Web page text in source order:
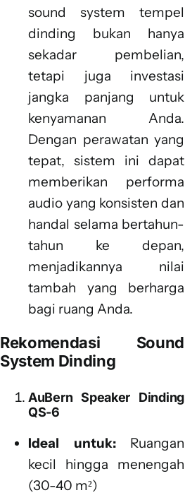
sound system tempel
dinding bukan hanya
sekadar pembelian,
tetapi juga investasi
jangka panjang untuk
kenyamanan Anda.
Dengan perawatan yang
tepat, sistem ini dapat
memberikan performa
audio yang konsisten dan
handal selama bertahun-
tahun ke depan,
menjadikannya nilai
tambah yang berharga
bagi ruang Anda.
Rekomendasi Sound
System Dinding
AuBern Speaker Dinding
QS-6
Ideal untuk:Ruangan
kecil hingga menengah
(30-40 m²)